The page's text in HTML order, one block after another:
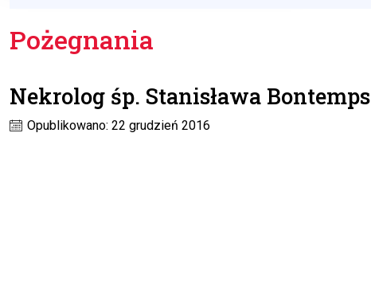
Pożegnania
Nekrolog śp. Stanisława Bontemps
Opublikowano: 22 grudzień 2016